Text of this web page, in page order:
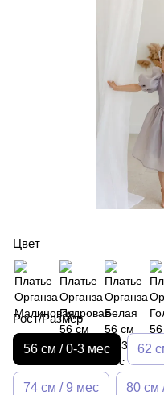
Цвет
Рост/Размер
56 см / 0-3 мес 62
74 см / 9 мес 80 см